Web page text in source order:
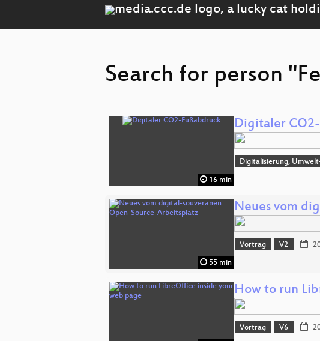
Search for person
16 min
Digitaler
Digitalisierung,
55 min
Neues vom
Vortrag V2
How to run
Vortrag V6